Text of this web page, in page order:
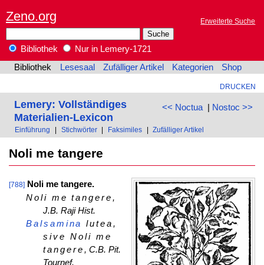
Zeno.org Erweiterte Suche
Bibliothek
Nur in Lemery-1721
Bibliothek
Lesesaal Zufälliger Artikel Kategorien Shop
DRUCKEN
<< Noctua| Nostoc >>
Lemery: Vollständiges
Materialien-Lexicon
Einführung Stichwörter Faksimiles Zufälliger Artikel
Noli me tangere
[788] Noli me tangere.
Noli me tangere,
J.B. Raji Hist.
Balsamina
lutea,
sive Noli me
tangere, C.B. Pit.
Tournef.